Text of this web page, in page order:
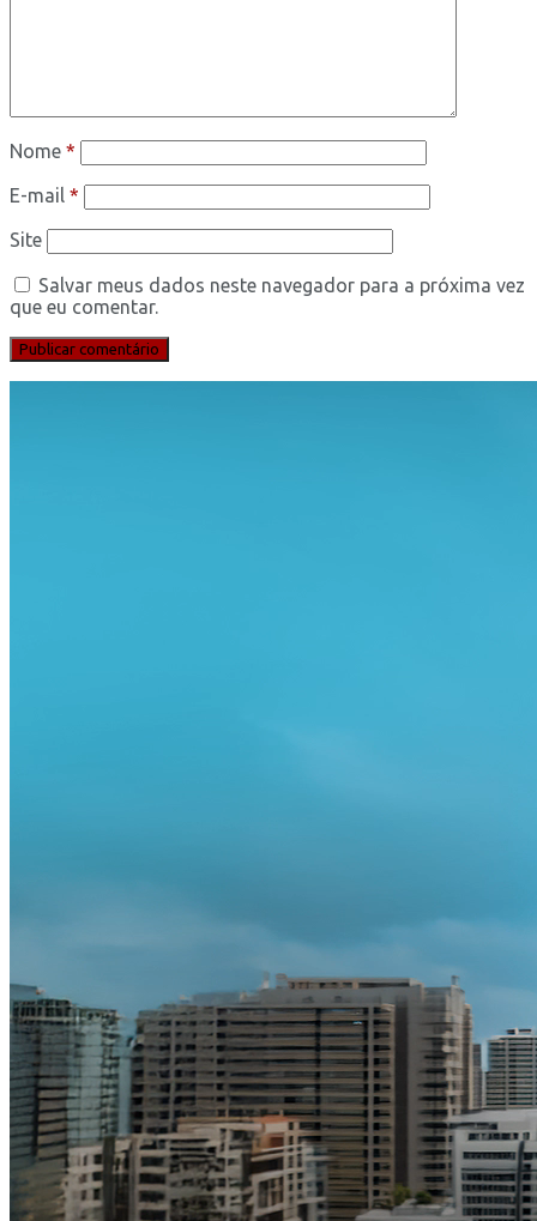
Nome *
E-mail *
Site
Salvar meus dados neste navegador para a próxima vez
que eu comentar.